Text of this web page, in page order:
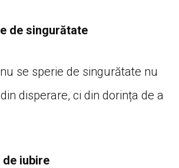
de singurătate
se sperie de singurătate nu
disperare, ci din dorința de a
de iubire